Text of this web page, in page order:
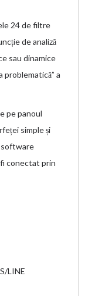
24 de filtre
de analiză
sau dinamice
a
pe panoul
simple și
software
conectat prin
LINE